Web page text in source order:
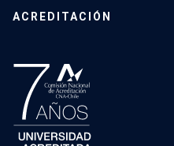
ACREDITACIÓN